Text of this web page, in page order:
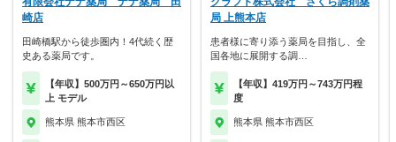
崎店
田崎橋駅から徒歩圏内！4代続く歴
史ある薬局です。
【年収】500万円～650万円以
上 モデル
熊本県 熊本市西区
局 上熊本店
患者様に寄り添う薬局を目指し、全
国各地に展開する調…
【年収】419万円～743万円程
度
熊本県 熊本市西区